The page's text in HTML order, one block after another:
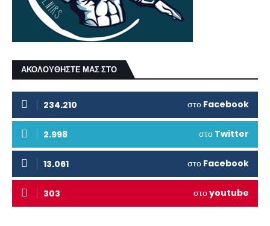
ΑΚΟΛΟΥΘΗΣΤΕ ΜΑΣ ΣΤΟ
234.210 στο Facebook
2.998 στο Twitter
13.061 στο Facebook
303 στοyoutube